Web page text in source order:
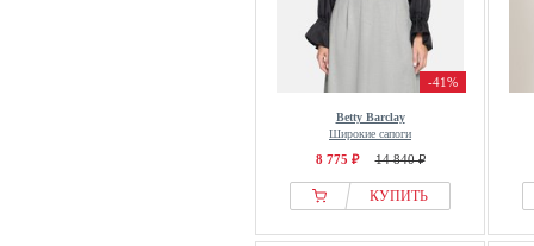
-41%
Betty Barclay
Широкие сапоги
8 775 ₽ 14 840 ₽
КУПИТЬ